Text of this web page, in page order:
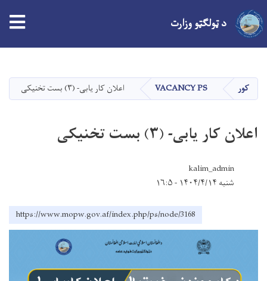
دانګل
د ټولګټو وزارت
کور VACANCY PS اعلان کار یابی- (۳) بست تخنیکی
اعلان کار یابی- (۳) بست تخنیکی
kalim_admin
شنبه ۱۴۰۴/۴/۱۴ - ۱۶:۵
https://www.mopw.gov.af/index.php/ps/node/3168